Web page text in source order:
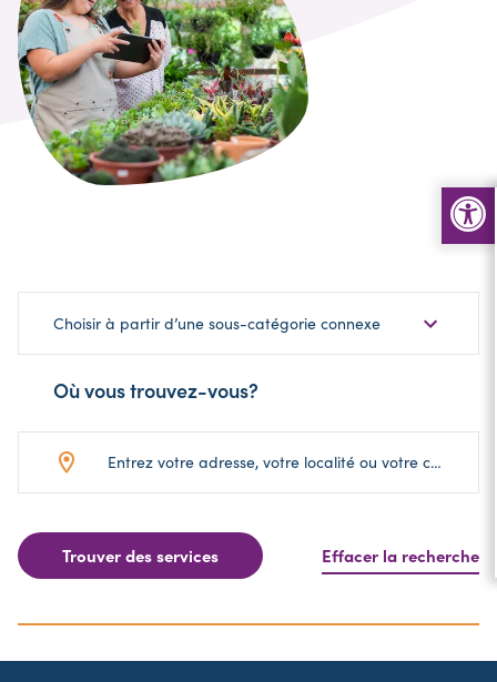
sous-
catégorie
Choisir à partir d’une sous-catégorie connexe
Où vous trouvez-vous?
Trouver des services Effacer la recherche